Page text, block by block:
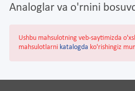
Analoglar va o'rnini
Ushbu mahsulotning veb-saytimizda
mahsulotlarni katalogda ko'rishingiz